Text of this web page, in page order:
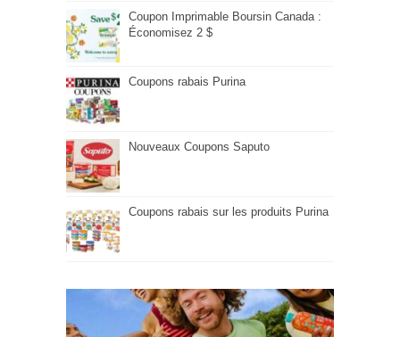
Coupon Imprimable Boursin Canada :
Économisez 2 $
Coupons rabais Purina
Nouveaux Coupons Saputo
Coupons rabais sur les produits Purina